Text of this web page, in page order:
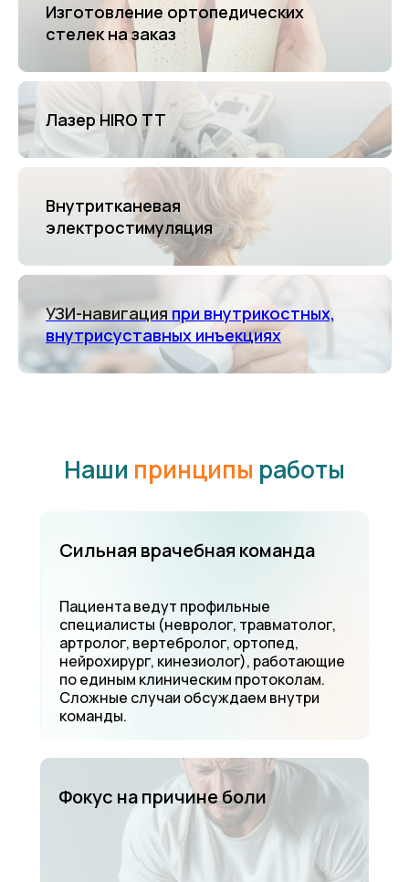
Изготовление ортопедических
стелек на заказ
Лазер HIRO TT
Внутритканевая
электростимуляция
УЗИ-навигация при внутрикостных,
внутрисуставных инъекциях
Наши принципы работы
Пациента ведут профильные
специалисты (невролог, травматолог,
артролог, вертебролог, ортопед,
нейрохирург, кинезиолог), работающие
по единым клиническим протоколам.
Сложные случаи обсуждаем внутри
команды.
Фокус на причине боли
Сильная врачебная команда